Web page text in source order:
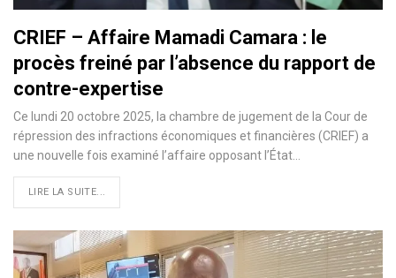
CRIEF – Affaire Mamadi Camara : le
procès freiné par l’absence du rapport de
contre-expertise
Ce lundi 20 octobre 2025, la chambre de jugement de la Cour de
répression des infractions économiques et financières (CRIEF) a
une nouvelle fois examiné l’affaire opposant l’État…
LIRE LA SUITE...